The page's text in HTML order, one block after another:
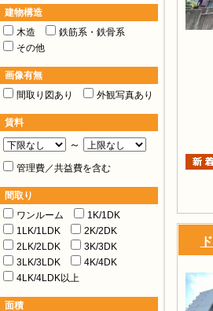
建物構造
木造
鉄筋系・鉄骨系
その他
画像有無
間取り図あり
外観写真あり
賃料
～
管理費／共益費を含む
間取り
ワンルーム
1K/1DK
1LK/1LDK
2K/2DK
2LK/2LDK
3K/3DK
3LK/3LDK
4K/4DK
4LK/4LDK以上
面積